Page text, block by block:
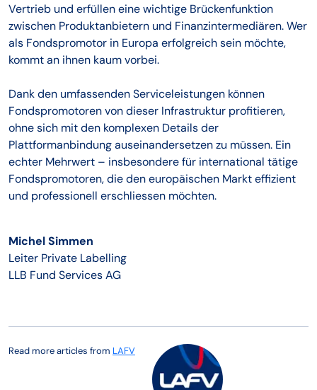
Vertrieb und erfüllen eine wichtige Brückenfunktion
zwischen Produktanbietern und Finanzintermediären. Wer
als Fondspromotor in Europa erfolgreich sein möchte,
kommt an ihnen kaum vorbei.
Dank den umfassenden Serviceleistungen können
Fondspromotoren von dieser Infrastruktur profitieren,
ohne sich mit den komplexen Details der
Plattformanbindung auseinandersetzen zu müssen. Ein
echter Mehrwert – insbesondere für international tätige
Fondspromotoren, die den europäischen Markt effizient
und professionell erschliessen möchten.
Michel Simmen
Leiter Private Labelling
LLB Fund Services AG
Read more articles from LAFV